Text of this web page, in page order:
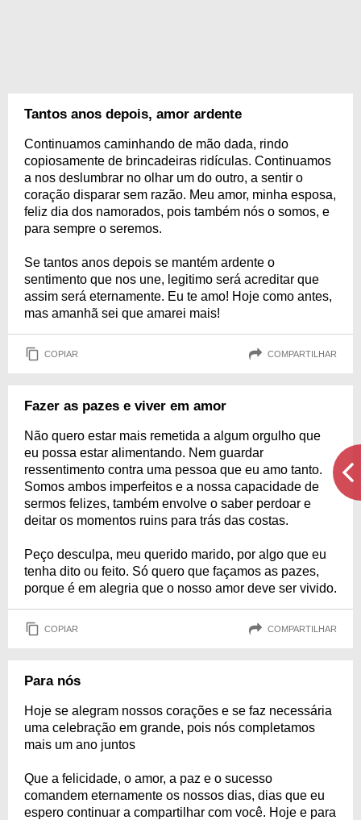
Tantos anos depois, amor ardente
Continuamos caminhando de mão dada, rindo
copiosamente de brincadeiras ridículas. Continuamos
a nos deslumbrar no olhar um do outro, a sentir o
coração disparar sem razão. Meu amor, minha esposa,
feliz dia dos namorados, pois também nós o somos, e
para sempre o seremos.
Se tantos anos depois se mantém ardente o
sentimento que nos une, legitimo será acreditar que
assim será eternamente. Eu te amo! Hoje como antes,
mas amanhã sei que amarei mais!
COPIAR COMPARTILHAR
Fazer as pazes e viver em amor
Não quero estar mais remetida a algum orgulho que
eu possa estar alimentando. Nem guardar
ressentimento contra uma pessoa que eu amo tanto.
Somos ambos imperfeitos e a nossa capacidade de
sermos felizes, também envolve o saber perdoar e
deitar os momentos ruins para trás das costas.
Peço desculpa, meu querido marido, por algo que eu
tenha dito ou feito. Só quero que façamos as pazes,
porque é em alegria que o nosso amor deve ser vivido.
COPIAR COMPARTILHAR
Para nós
Hoje se alegram nossos corações e se faz necessária
uma celebração em grande, pois nós completamos
mais um ano juntos
Que a felicidade, o amor, a paz e o sucesso
comandem eternamente os nossos dias, dias que eu
espero continuar a compartilhar com você. Hoje e para